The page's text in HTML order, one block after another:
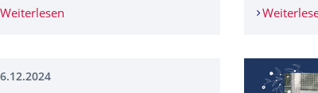
Weiterlesen Frühjahrsexkursion vom 09. bis 11. April